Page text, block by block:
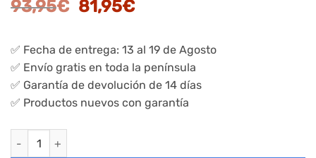
93,95€ El
era:
93,95€.
81,95€El
es:
81,95€.
✅ Fecha de entrega: 13 al 19 de Agosto
✅ Envío gratis en toda la península
✅ Garantía de devolución de 14 días
✅ Productos nuevos con garantía
Perchero zapatero con banco y 7 ganchos, moderno cantidad